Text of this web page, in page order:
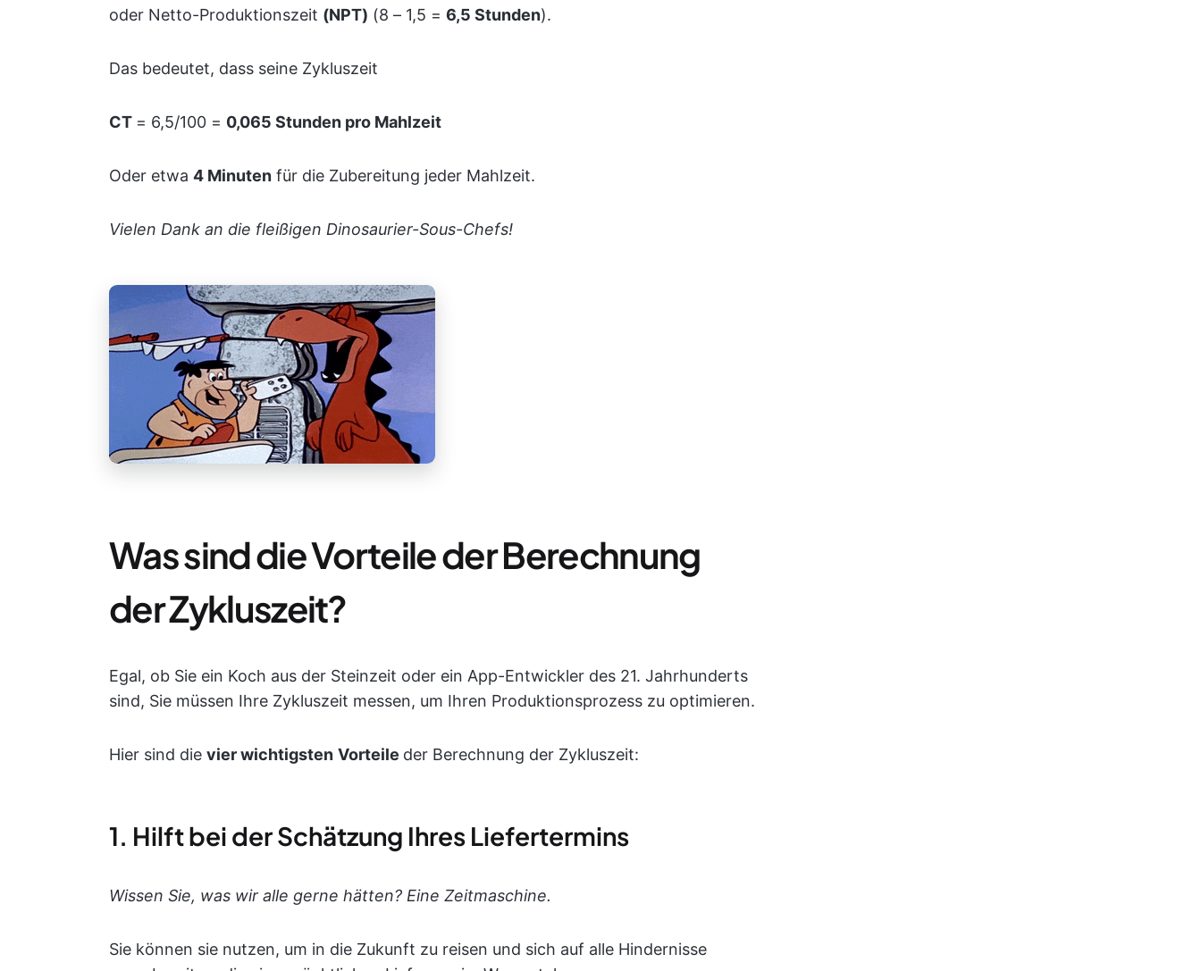
oder Netto-Produktionszeit (NPT) (8 – 1,5 = 6,5 Stunden).
Das bedeutet, dass seine Zykluszeit
CT = 6,5/100 = 0,065 Stunden pro Mahlzeit
Oder etwa 4 Minuten für die Zubereitung jeder Mahlzeit.
Vielen Dank an die fleißigen Dinosaurier-Sous-Chefs!
Was sind die Vorteile der Berechnung
der Zykluszeit?
Egal, ob Sie ein Koch aus der Steinzeit oder ein App-Entwickler des 21. Jahrhunderts
sind, Sie müssen Ihre Zykluszeit messen, um Ihren Produktionsprozess zu optimieren.
Hier sind die vier wichtigsten Vorteile der Berechnung der Zykluszeit:
1. Hilft bei der Schätzung Ihres Liefertermins
Wissen Sie, was wir alle gerne hätten? Eine Zeitmaschine.
Sie können sie nutzen, um in die Zukunft zu reisen und sich auf alle Hindernisse